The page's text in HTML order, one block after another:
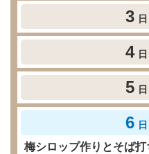
3 日
4 日
5 日
6 日
梅シロップ作りとそば